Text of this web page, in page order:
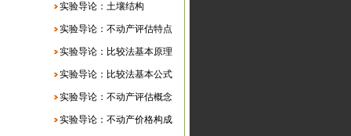
实验导论：土壤结构
实验导论：不动产评估特点
实验导论：比较法基本原理
实验导论：比较法基本公式
实验导论：不动产评估概念
实验导论：不动产价格构成